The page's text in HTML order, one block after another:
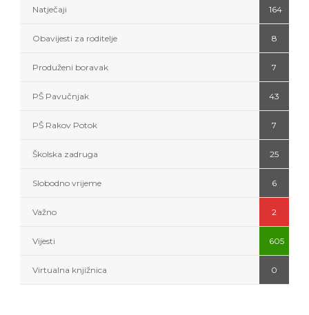
Natječaji 164
Obavijesti za roditelje 8
Produženi boravak 7
PŠ Pavučnjak 43
PŠ Rakov Potok 7
Školska zadruga 25
Slobodno vrijeme 6
Važno 2
Vijesti 605
Virtualna knjižnica 0